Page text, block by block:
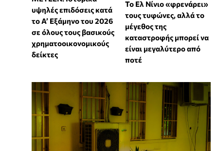
υψηλές επιδόσεις κατά
το Α’ Εξάμηνο του 2026
σε όλους τους βασικούς
χρηματοοικονομικούς
δείκτες
Το Ελ Νίνιο «φρενάρει»
τους τυφώνες, αλλά το
μέγεθος της
καταστροφής μπορεί να
είναι μεγαλύτερο από
ποτέ